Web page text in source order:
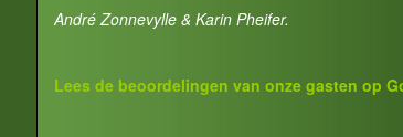
André Zonnevylle & Karin Pheifer.
Lees de beoordelingen van onze gasten op